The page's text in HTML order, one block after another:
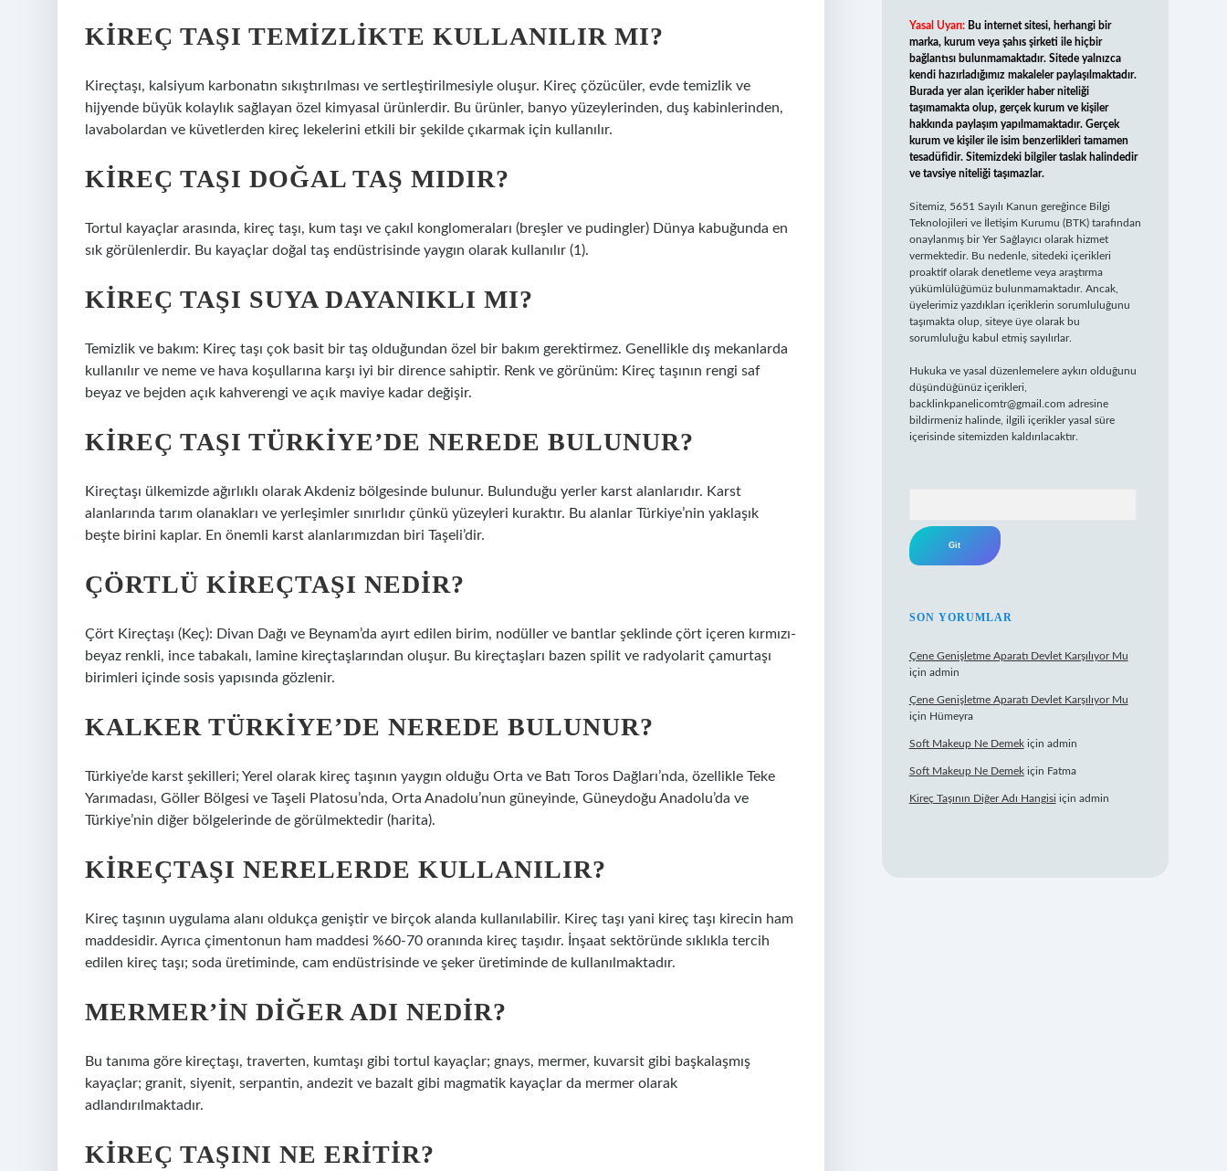
KIREÇ TAŞI TEMIZLIKTE KULLANILIR MI?
Kireçtaşı, kalsiyum karbonatın sıkıştırılması ve sertleştirilmesiyle oluşur. Kireç çözücüler, evde temizlik ve
hijyende büyük kolaylık sağlayan özel kimyasal ürünlerdir. Bu ürünler, banyo yüzeylerinden, duş kabinlerinden,
lavabolardan ve küvetlerden kireç lekelerini etkili bir şekilde çıkarmak için kullanılır.
KIREÇ TAŞI DOĞAL TAŞ MIDIR?
Tortul kayaçlar arasında, kireç taşı, kum taşı ve çakıl konglomeraları (breşler ve pudingler) Dünya kabuğunda en
sık görülenlerdir. Bu kayaçlar doğal taş endüstrisinde yaygın olarak kullanılır (1).
KIREÇ TAŞI SUYA DAYANIKLI MI?
Temizlik ve bakım: Kireç taşı çok basit bir taş olduğundan özel bir bakım gerektirmez. Genellikle dış mekanlarda
kullanılır ve neme ve hava koşullarına karşı iyi bir dirence sahiptir. Renk ve görünüm: Kireç taşının rengi saf
beyaz ve bejden açık kahverengi ve açık maviye kadar değişir.
KIREÇ TAŞI TÜRKIYE’DE NEREDE BULUNUR?
Kireçtaşı ülkemizde ağırlıklı olarak Akdeniz bölgesinde bulunur. Bulunduğu yerler karst alanlarıdır. Karst
alanlarında tarım olanakları ve yerleşimler sınırlıdır çünkü yüzeyleri kuraktır. Bu alanlar Türkiye’nin yaklaşık
beşte birini kaplar. En önemli karst alanlarımızdan biri Taşeli’dir.
ÇÖRTLÜ KIREÇTAŞI NEDIR?
Çört Kireçtaşı (Keç): Divan Dağı ve Beynam’da ayırt edilen birim, nodüller ve bantlar şeklinde çört içeren kırmızı-
beyaz renkli, ince tabakalı, lamine kireçtaşlarından oluşur. Bu kireçtaşları bazen spilit ve radyolarit çamurtaşı
birimleri içinde sosis yapısında gözlenir.
KALKER TÜRKIYE’DE NEREDE BULUNUR?
Türkiye’de karst şekilleri; Yerel olarak kireç taşının yaygın olduğu Orta ve Batı Toros Dağları’nda, özellikle Teke
Yarımadası, Göller Bölgesi ve Taşeli Platosu’nda, Orta Anadolu’nun güneyinde, Güneydoğu Anadolu’da ve
Türkiye’nin diğer bölgelerinde de görülmektedir (harita).
KIREÇTAŞI NERELERDE KULLANILIR?
Kireç taşının uygulama alanı oldukça geniştir ve birçok alanda kullanılabilir. Kireç taşı yani kireç taşı kirecin ham
maddesidir. Ayrıca çimentonun ham maddesi %60-70 oranında kireç taşıdır. İnşaat sektöründe sıklıkla tercih
edilen kireç taşı; soda üretiminde, cam endüstrisinde ve şeker üretiminde de kullanılmaktadır.
MERMER’IN DIĞER ADI NEDIR?
Bu tanıma göre kireçtaşı, traverten, kumtaşı gibi tortul kayaçlar; gnays, mermer, kuvarsit gibi başkalaşmış
kayaçlar; granit, siyenit, serpantin, andezit ve bazalt gibi magmatik kayaçlar da mermer olarak
adlandırılmaktadır.
KIREÇ TAŞINI NE ERITIR?
Yasal Uyarı: Bu internet sitesi, herhangi bir
marka, kurum veya şahıs şirketi ile hiçbir
bağlantısı bulunmamaktadır. Sitede yalnızca
kendi hazırladığımız makaleler paylaşılmaktadır.
Burada yer alan içerikler haber niteliği
taşımamakta olup, gerçek kurum ve kişiler
hakkında paylaşım yapılmamaktadır. Gerçek
kurum ve kişiler ile isim benzerlikleri tamamen
tesadüfidir. Sitemizdeki bilgiler taslak halindedir
ve tavsiye niteliği taşımazlar.
Sitemiz, 5651 Sayılı Kanun gereğince Bilgi
Teknolojileri ve İletişim Kurumu (BTK) tarafından
onaylanmış bir Yer Sağlayıcı olarak hizmet
vermektedir. Bu nedenle, sitedeki içerikleri
proaktif olarak denetleme veya araştırma
yükümlülüğümüz bulunmamaktadır. Ancak,
üyelerimiz yazdıkları içeriklerin sorumluluğunu
taşımakta olup, siteye üye olarak bu
sorumluluğu kabul etmiş sayılırlar.
Hukuka ve yasal düzenlemelere aykırı olduğunu
düşündüğünüz içerikleri,
backlinkpanelicomtr@gmail.com adresine
bildirmeniz halinde, ilgili içerikler yasal süre
içerisinde sitemizden kaldırılacaktır.
SON YORUMLAR
Çene Genişletme Aparatı Devlet Karşılıyor Mu
için admin
Çene Genişletme Aparatı Devlet Karşılıyor Mu
için Hümeyra
Soft Makeup Ne Demekiçin admin
Soft Makeup Ne Demekiçin Fatma
Kireç Taşının Diğer Adı Hangisi için admin